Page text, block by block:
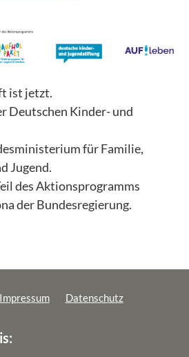
– die Mädchen von heute
der Großstadt 2.0. Was uns
in Patenschaftsprojekten
– Grenzen verschieben
Rallye
ist jetzt.
Deutschen Kinder- und
für Familie,
Jugend.
des Aktionsprogramms
der Bundesregierung.
Impressum Datenschutz